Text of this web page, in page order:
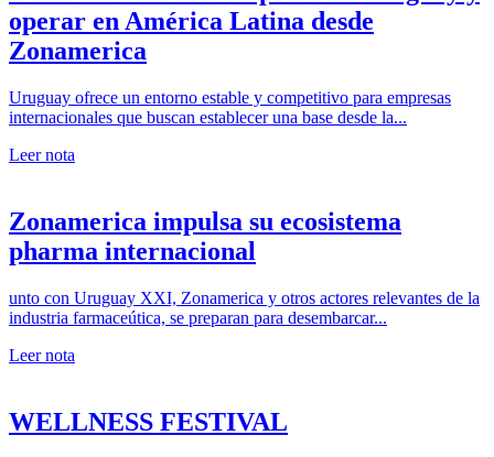
operar en América Latina desde
Zonamerica
Uruguay ofrece un entorno estable y competitivo para empresas
internacionales que buscan establecer una base desde la...
Leer nota
Zonamerica impulsa su ecosistema
pharma internacional
unto con Uruguay XXI, Zonamerica y otros actores relevantes de la
industria farmaceútica, se preparan para desembarcar...
Leer nota
WELLNESS FESTIVAL